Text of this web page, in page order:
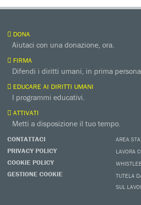
DONA
Aiutaci con una donazione, ora.
FIRMA
Difendi i diritti umani, in prima
EDUCARE AI DIRITTI UMANI
I programmi educativi.
ATTIVATI
Metti a disposizione il tuo tempo.
CONTATTACI
PRIVACY POLICY
COOKIE POLICY
GESTIONE COOKIE
AREA
LAVORA
TUTELA
SUL